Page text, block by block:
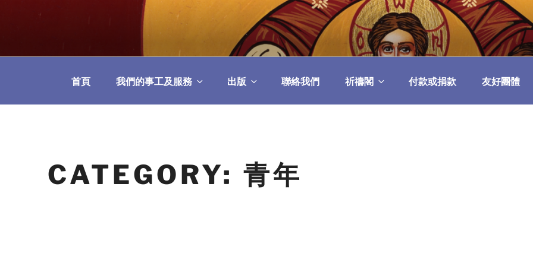
教區婚姻與家庭牧民委員會
首頁 我們的事工及服務 出版 聯絡我們 祈禱閣 付款或捐款 友好團體
CATEGORY: 青年